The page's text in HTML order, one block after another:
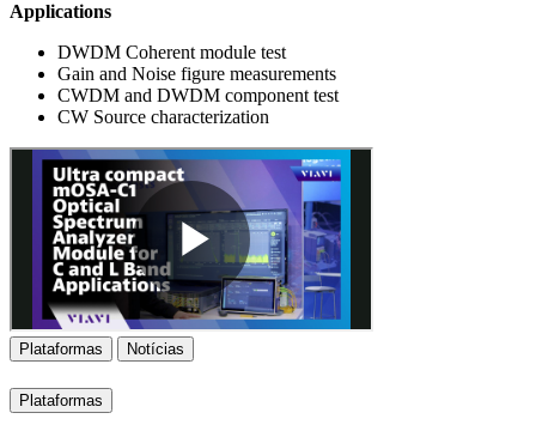
Applications
DWDM Coherent module test
Gain and Noise figure measurements
CWDM and DWDM component test
CW Source characterization
Plataformas Notícias
Plataformas